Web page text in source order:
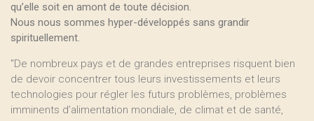
qu’elle soit en amont de toute décision.
Nous nous sommes hyper-développés sans grandir
spirituellement.
"De nombreux pays et de grandes entreprises risquent bien
de devoir concentrer tous leurs investissements et leurs
technologies pour régler les futurs problèmes, problèmes
imminents d’alimentation mondiale, de climat et de santé,